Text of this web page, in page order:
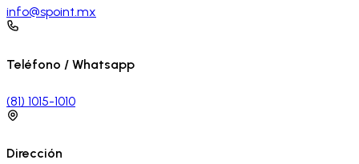
info@spoint.mx
Teléfono / Whatsapp
(81) 1015-1010
Dirección